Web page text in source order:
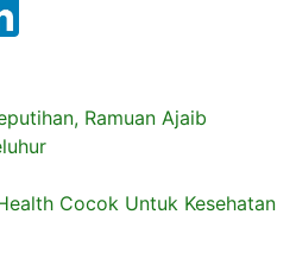
Ramuan Ajaib
Cocok Untuk Kesehatan